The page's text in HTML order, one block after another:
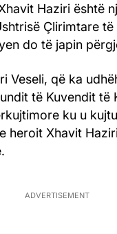
Haziri është
Çlirimtare
do të japin
Veseli, që ka
të Kuvendit të
ku u
heroit Xhavit